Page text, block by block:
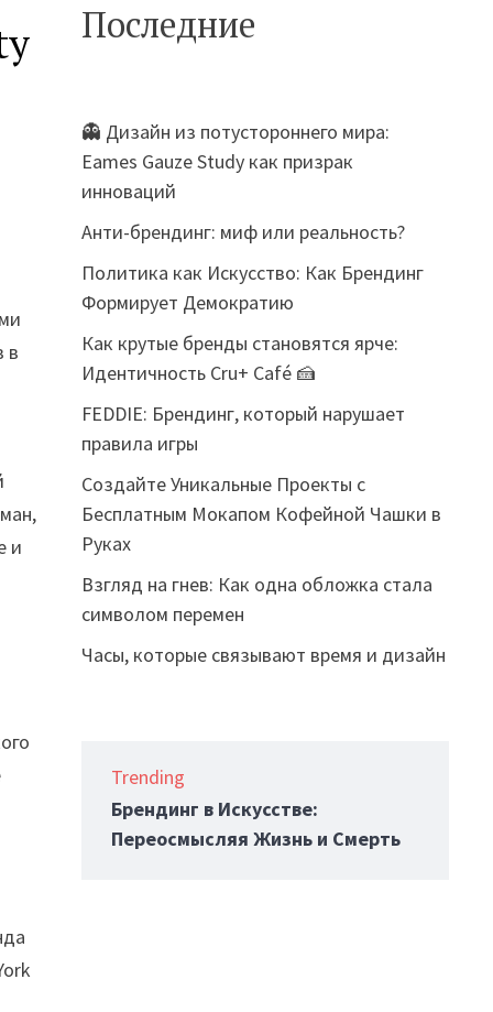
в
и
Последние
👻 Дизайн из потустороннего мира:
Eames Gauze Study как призрак
инноваций
Анти-брендинг: миф или реальность?
Политика как Искусство: Как Брендинг
Формирует Демократию
Как крутые бренды становятся ярче:
Идентичность Cru+ Café 🍰
FEDDIE: Брендинг, который нарушает
правила игры
Создайте Уникальные Проекты с
Бесплатным Мокапом Кофейной Чашки в
Руках
Взгляд на гнев: Как одна обложка стала
символом перемен
Часы, которые связывают время и дизайн
Trending
Брендинг в Искусстве:
Переосмысляя Жизнь и Смерть